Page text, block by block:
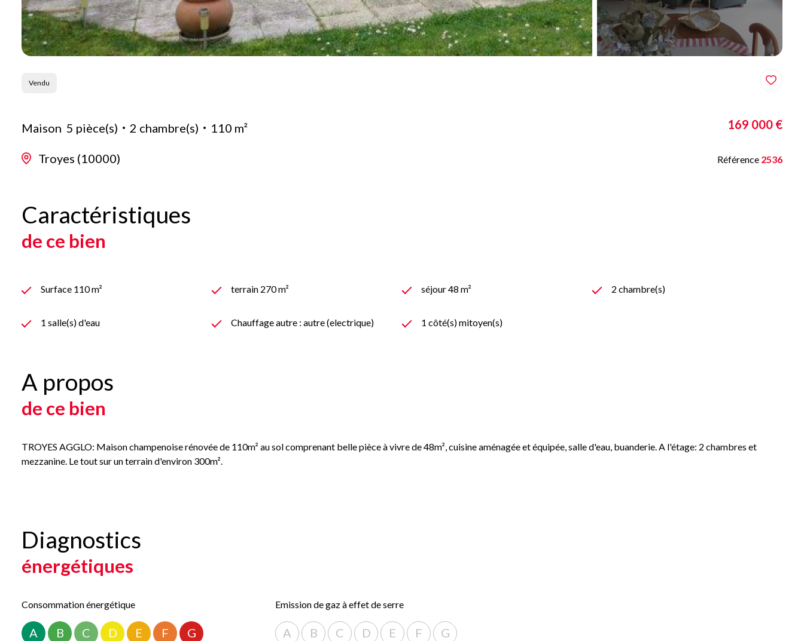
Vendu
Maison 5 pièce(s) 2 chambre(s) 110 m²
Troyes (10000)
169 000 €
Référence 2536
Caractéristiques
de ce bien
Surface 110 m² terrain 270 m² séjour 48 m² 2 chambre(s)
1 salle(s) d'eau Chauffage autre : autre (electrique) 1 côté(s) mitoyen(s)
A propos
de ce bien
TROYES AGGLO: Maison champenoise rénovée de 110m² au sol comprenant belle pièce à vivre de 48m², cuisine aménagée et équipée, salle d'eau, buanderie. A l'étage: 2 chambres et
mezzanine. Le tout sur un terrain d'environ 300m².
Diagnostics
énergétiques
Consommation énergétique
A B C D E F G
Emission de gaz à effet de serre
A B C D E F G